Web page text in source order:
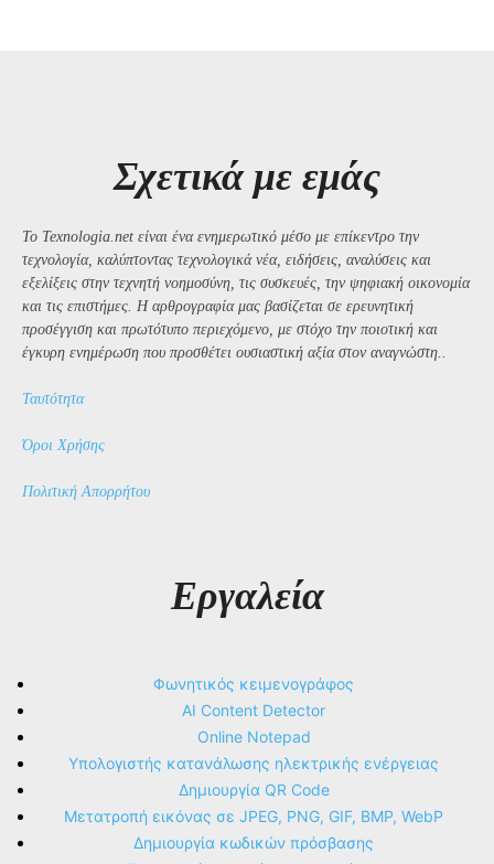
Σχετικά με εμάς
Το Texnologia.net είναι ένα ενημερωτικό μέσο με επίκεντρο την
τεχνολογία, καλύπτοντας τεχνολογικά νέα, ειδήσεις, αναλύσεις και
εξελίξεις στην τεχνητή νοημοσύνη, τις συσκευές, την ψηφιακή οικονομία
και τις επιστήμες. Η αρθρογραφία μας βασίζεται σε ερευνητική
προσέγγιση και πρωτότυπο περιεχόμενο, με στόχο την ποιοτική και
έγκυρη ενημέρωση που προσθέτει ουσιαστική αξία στον αναγνώστη..
Ταυτότητα
Όροι Χρήσης
Πολιτική Απορρήτου
Εργαλεία
Φωνητικός κειμενογράφος
AI Content Detector
Online Notepad
Υπολογιστής κατανάλωσης ηλεκτρικής ενέργειας
Δημιουργία QR Code
Μετατροπή εικόνας σε JPEG, PNG, GIF, BMP, WebP
Δημιουργία κωδικών πρόσβασης